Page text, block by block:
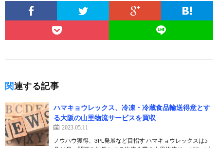
関連する記事
ハマキョウレックス、冷凍・冷蔵食品輸送得意とす
る大阪の山里物流サービスを買収
2023.05.11
ノウハウ獲得、3PL発展など目指す ハマキョウレックスは5